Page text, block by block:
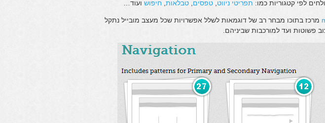
לפי קטגוריות כמו: תפריטי ניווט טפסים טבלאות חיפוש ועוד…
מרכז בתוכו מבחר רב של דוגמאות לשלל אפשרויות שכל מעצב מובייל נתקל
פשוטות ועד למורכבות שביניהם.